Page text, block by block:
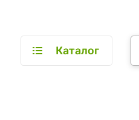
Каталог